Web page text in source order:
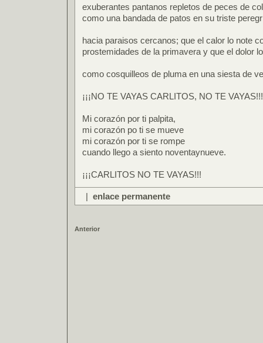
exuberantes pantanos repletos de peces de
como una bandada de patos en su triste
hacia paraisos cercanos; que el calor lo note
prostemidades de la primavera y que el dolor
como cosquilleos de pluma en una siesta de
¡¡¡NO TE VAYAS CARLITOS, NO TE VAYAS!!!
Mi corazón por ti palpita,
mi corazón po ti se mueve
mi corazón por ti se rompe
cuando llego a siento noventaynueve.
¡¡¡CARLITOS NO TE VAYAS!!!
| enlace permanente
Anterior